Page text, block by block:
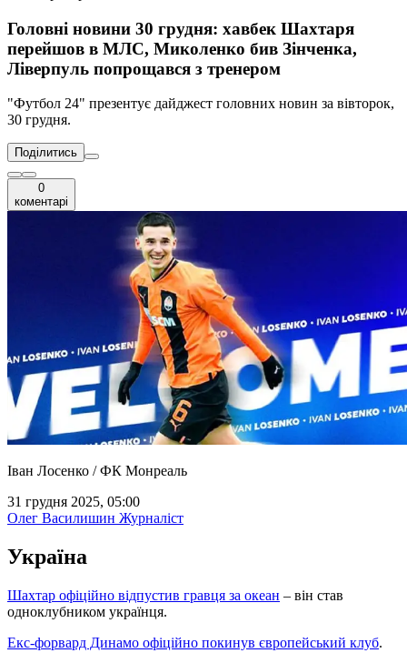
Головні новини 30 грудня: хавбек Шахтаря
перейшов в МЛС, Миколенко бив Зінченка,
Ліверпуль попрощався з тренером
"Футбол 24" презентує дайджест головних новин за вівторок,
30 грудня.
Поділитись
0
коментарі
Іван Лосенко / ФК Монреаль
31 грудня 2025, 05:00
Олег Василишин Журналіст
Україна
Шахтар офіційно відпустив гравця за океан – він став
одноклубником українця.
Екс-форвард Динамо офіційно покинув європейський клуб.